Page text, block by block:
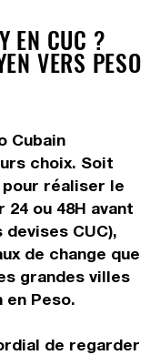
EN CUC ?
VERS PESO
Cubain
choix. Soit
réaliser le
ou 48H avant
CUC),
de change que
grandes villes
Peso.
de regarder